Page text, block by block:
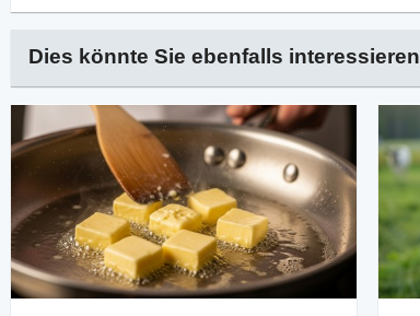
Dies könnte Sie ebenfalls interessieren